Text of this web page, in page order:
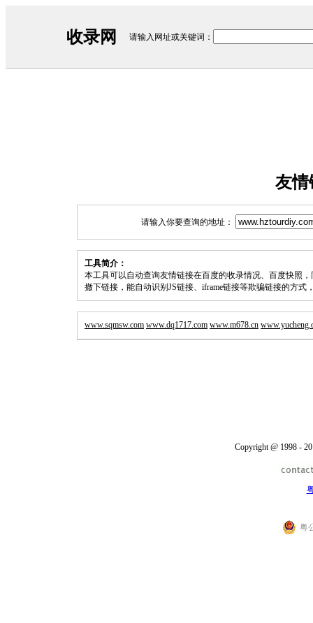
收录网 请输入网址或关键词：
友情
请输入你要查询的地址：
工具简介：
本工具可以自动查询友情链接在百度的收录情况、百度快照
撤下链接，能自动识别JS链接、iframe链接等欺骗链接的方式
www.sqmsw.com www.dq1717.com www.m678.cn
Copyright @ 1998 -
粤